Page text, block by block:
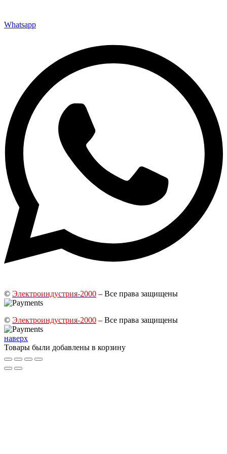
Whatsapp
© Электроиндустрия-2000 – Все права защищены
© Электроиндустрия-2000 – Все права защищены
наверх
Товары были добавлены в корзину